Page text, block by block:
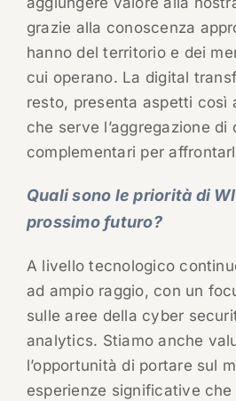
grazie alla conoscenza
hanno del territorio e dei
cui operano. La digital
resto, presenta aspetti così
che serve l’aggregazione di
complementari per
Quali sono le priorità di
prossimo futuro?
A livello tecnologico
ad ampio raggio, con un
sulle aree della cyber
analytics. Stiamo anche
l’opportunità di portare sul
esperienze significative